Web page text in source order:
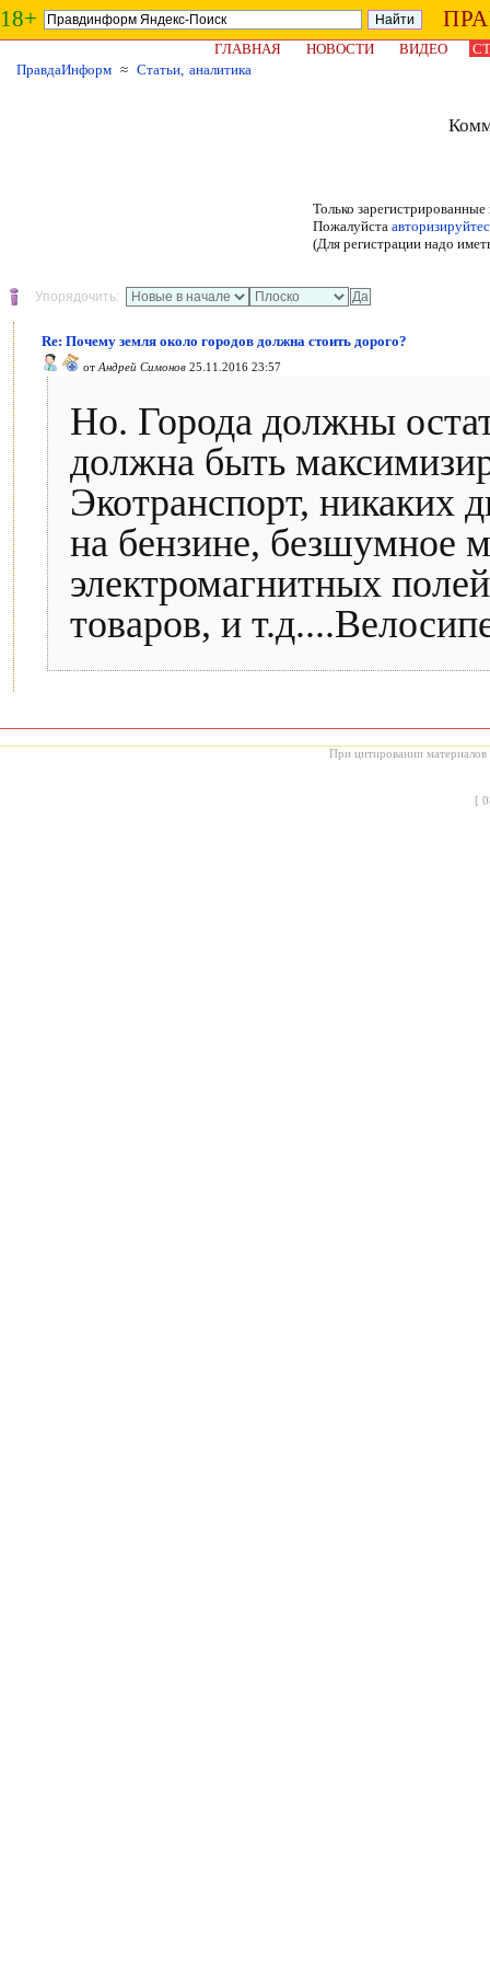
18+
ГЛАВНАЯ НОВОСТИ ВИДЕО
ПравдаИнформ ≈ Статьи, аналитика
Только
Пожалуйста
(Для регистрации надо
Упорядочить:
Re: Почему земля около городов должна стоить дорого?
от Андрей Симонов 25.11.2016 23:57
Но. Города должны
должна быть
Экотранспорт, никаких
на бензине, безшумное
электромагнитных
товаров, и
При цитировании материалов
[